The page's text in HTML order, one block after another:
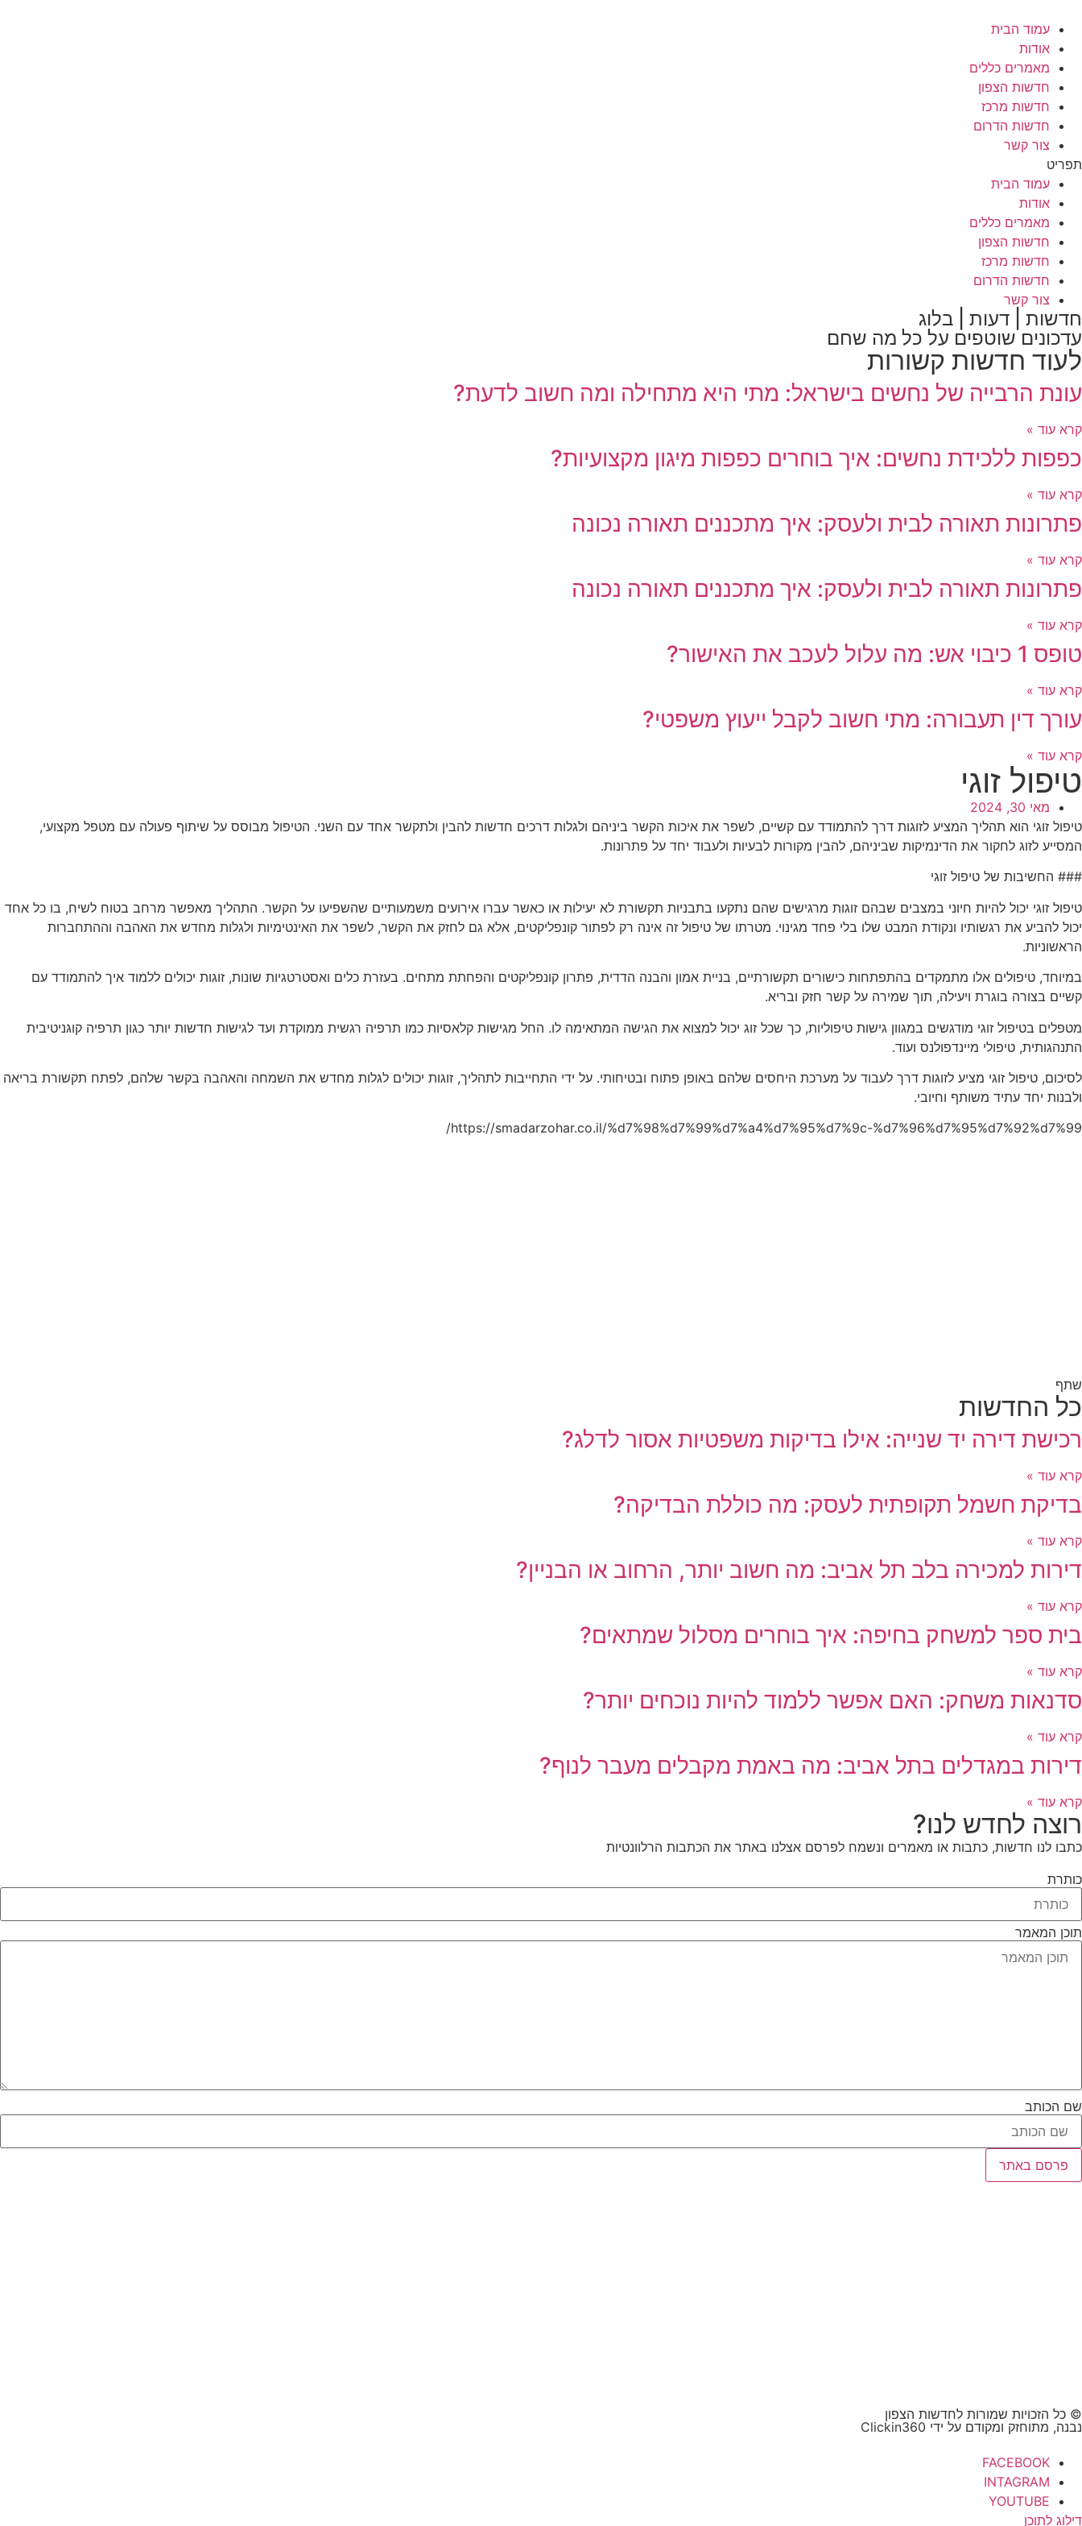
לתוכן עמוד הבית
אודות
מאמרים כללים
חדשות הצפון
חדשות מרכז
חדשות הדרום
צור קשר
תפריט
עמוד הבית
אודות
מאמרים כללים
חדשות הצפון
חדשות מרכז
חדשות הדרום
צור קשר
חדשות | דעות | בלוג
עדכונים שוטפים על כל מה שחם
לעוד חדשות קשורות
עונת הרבייה של נחשים בישראל: מתי היא מתחילה ומה חשוב לדעת?
קרא עוד »
כפפות ללכידת נחשים: איך בוחרים כפפות מיגון מקצועיות?
קרא עוד »
פתרונות תאורה לבית ולעסק: איך מתכננים תאורה נכונה
קרא עוד »
פתרונות תאורה לבית ולעסק: איך מתכננים תאורה נכונה
קרא עוד »
טופס 1 כיבוי אש: מה עלול לעכב את האישור?
קרא עוד »
עורך דין תעבורה: מתי חשוב לקבל ייעוץ משפטי?
קרא עוד »
טיפול זוגי
מאי 30, 2024
טיפול זוגי הוא תהליך המציע לזוגות דרך להתמודד עם קשיים, לשפר את איכות הקשר ביניהם ולגלות דרכים חדשות להבין ולתקשר אחד עם השני. הטיפול מבוסס על שיתוף פעולה עם מטפל מקצועי,
המסייע לזוג לחקור את הדינמיקות שביניהם, להבין מקורות לבעיות ולעבוד יחד על פתרונות.
### החשיבות של טיפול זוגי
טיפול זוגי יכול להיות חיוני במצבים שבהם זוגות מרגישים שהם נתקעו בתבניות תקשורת לא יעילות או כאשר עברו אירועים משמעותיים שהשפיעו על הקשר. התהליך מאפשר מרחב בטוח לשיח, בו כל אחד
יכול להביע את רגשותיו ונקודת המבט שלו בלי פחד מגינוי. מטרתו של טיפול זה אינה רק לפתור קונפליקטים, אלא גם לחזק את הקשר, לשפר את האינטימיות ולגלות מחדש את האהבה וההתחברות
הראשוניות.
במיוחד, טיפולים אלו מתמקדים בהתפתחות כישורים תקשורתיים, בניית אמון והבנה הדדית, פתרון קונפליקטים והפחתת מתחים. בעזרת כלים ואסטרטגיות שונות, זוגות יכולים ללמוד איך להתמודד עם
קשיים בצורה בוגרת ויעילה, תוך שמירה על קשר חזק ובריא.
מטפלים בטיפול זוגי מודגשים במגוון גישות טיפוליות, כך שכל זוג יכול למצוא את הגישה המתאימה לו. החל מגישות קלאסיות כמו תרפיה רגשית ממוקדת ועד לגישות חדשות יותר כגון תרפיה קוגניטיבית
התנהגותית, טיפולי מיינדפולנס ועוד.
לסיכום, טיפול זוגי מציע לזוגות דרך לעבוד על מערכת היחסים שלהם באופן פתוח ובטיחותי. על ידי התחייבות לתהליך, זוגות יכולים לגלות מחדש את השמחה והאהבה בקשר שלהם, לפתח תקשורת בריאה
ולבנות יחד עתיד משותף וחיובי.
https://smadarzohar.co.il/%d7%98%d7%99%d7%a4%d7%95%d7%9c-%d7%96%d7%95%d7%92%d7%99/
שתף
כל החדשות
רכישת דירה יד שנייה: אילו בדיקות משפטיות אסור לדלג?
קרא עוד »
בדיקת חשמל תקופתית לעסק: מה כוללת הבדיקה?
קרא עוד »
דירות למכירה בלב תל אביב: מה חשוב יותר, הרחוב או הבניין?
קרא עוד »
בית ספר למשחק בחיפה: איך בוחרים מסלול שמתאים?
קרא עוד »
סדנאות משחק: האם אפשר ללמוד להיות נוכחים יותר?
קרא עוד »
דירות במגדלים בתל אביב: מה באמת מקבלים מעבר לנוף?
קרא עוד »
רוצה לחדש לנו?
כתבו לנו חדשות, כתבות או מאמרים ונשמח לפרסם אצלנו באתר את הכתבות הרלוונטיות
כותרת
תוכן המאמר
שם הכותב
פרסם באתר
© כל הזכויות שמורות לחדשות הצפון
נבנה, מתוחזק ומקודם על ידי Clickin360
FACEBOOK
INTAGRAM
YOUTUBE
דילוג לתוכן